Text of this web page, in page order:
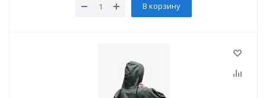
В корзину